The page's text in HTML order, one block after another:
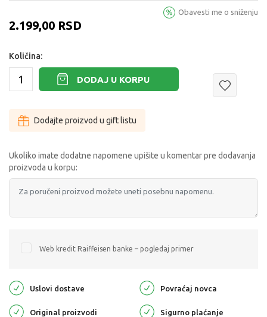
2.199,00 RSD
Obavesti me o sniženju
Količina:
DODAJ U KORPU
Dodajte proizvod u gift listu
Ukoliko imate dodatne napomene upišite u komentar pre dodavanja
proizvoda u korpu:
Web kredit Raiffeisen banke – pogledaj primer
Uslovi dostave Povraćaj novca
Original proizvodi Sigurno plaćanje